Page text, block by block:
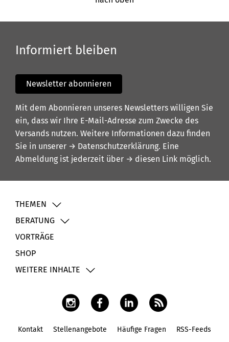
Informiert bleiben
Newsletter abonnieren
Mit dem Abonnieren unseres Newsletters willigen Sie
ein, dass wir Ihre E-Mail-Adresse zum Zwecke des
Versands nutzen. Weitere Informationen dazu finden
Sie in unserer → Datenschutzerklärung. Eine
Abmeldung ist jederzeit über → diesen Link möglich.
THEMEN
BERATUNG
VORTRÄGE
SHOP
WEITERE INHALTE
Kontakt Stellenangebote Häufige Fragen RSS-Feeds